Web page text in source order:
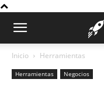
Inicio Herramientas
Herramientas Negocios